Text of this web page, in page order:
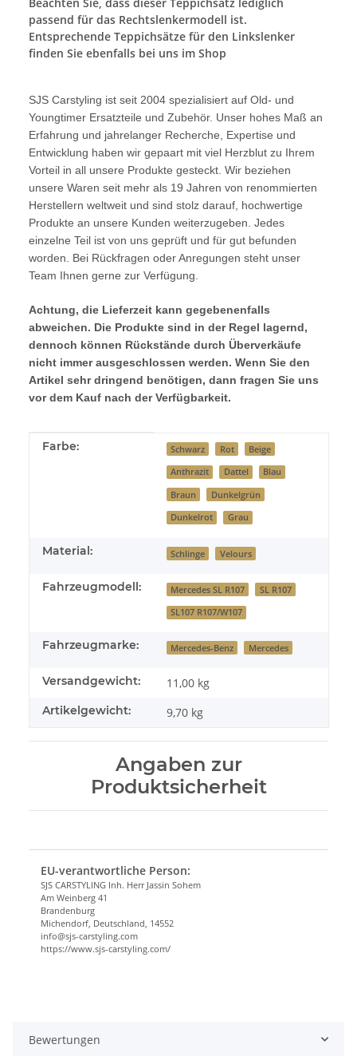
passend für das Rechtslenkermodell ist.
Entsprechende Teppichsätze für den Linkslenker
finden Sie ebenfalls bei uns im Shop
SJS Carstyling ist seit 2004 spezialisiert auf Old- und
Youngtimer Ersatzteile und Zubehör. Unser hohes Maß an
Erfahrung und jahrelanger Recherche, Expertise und
Entwicklung haben wir gepaart mit viel Herzblut zu Ihrem
Vorteil in all unsere Produkte gesteckt. Wir beziehen
unsere Waren seit mehr als 19 Jahren von renommierten
Herstellern weltweit und sind stolz darauf, hochwertige
Produkte an unsere Kunden weiterzugeben. Jedes
einzelne Teil ist von uns geprüft und für gut befunden
worden. Bei Rückfragen oder Anregungen steht unser
Team Ihnen gerne zur Verfügung.
Achtung, die Lieferzeit kann gegebenenfalls
abweichen. Die Produkte sind in der Regel lagernd,
dennoch können Rückstände durch Überverkäufe
nicht immer ausgeschlossen werden. Wenn Sie den
Artikel sehr dringend benötigen, dann fragen Sie uns
vor dem Kauf nach der Verfügbarkeit.
Produkteigenschaft
Wert
Farbe: Schwarz Rot Beige
Anthrazit Dattel Blau
Braun Dunkelgrün
Dunkelrot Grau
Material: Schlinge Velours
Fahrzeugmodell: Mercedes SL R107 SL R107
SL107 R107/W107
Fahrzeugmarke: Mercedes-Benz Mercedes
Versandgewicht: 11,00 kg
Artikelgewicht: 9,70 kg
Angaben zur
Produktsicherheit
EU-verantwortliche Person:
SJS CARSTYLING Inh. Herr Jassin Sohem
Am Weinberg 41
Brandenburg
Michendorf, Deutschland, 14552
info@sjs-carstyling.com
https://www.sjs-carstyling.com/
Bewertungen